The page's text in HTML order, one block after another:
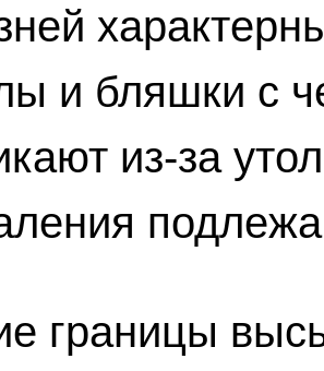
и бляшки с
из-за
границы